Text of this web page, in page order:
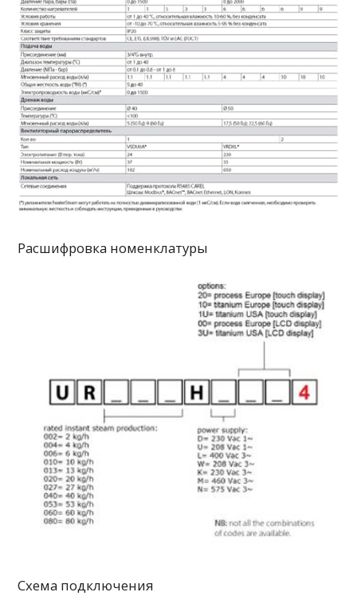
Расшифровка номенклатуры
Схема подключения